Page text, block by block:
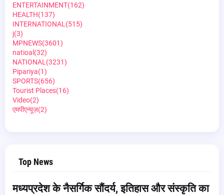
ENTERTAINMENT(162)
HEALTH(137)
INTERNATIONAL (515)
j(3)
MPNEWS(3601)
natioal (32)
NATIONAL (3231)
Pipariya(1)
SPORTS(656)
Tourist Places(16)
Video(2)
एमपीएन्यूज़(2)
Top News
मध्यप्रदेश के नैसर्गिक सौंदर्य, इतिहास और संस्कृति का